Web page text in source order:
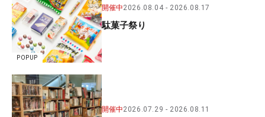
POPUP
開催中2026.08.04 2026.08.17
駄菓子祭り
開催中2026.07.29 2026.08.11